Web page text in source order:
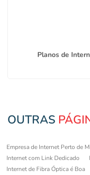
Planos de
OUTRAS
Empresa de Internet Perto de
Internet com Link Dedicado
Internet de Fibra Óptica é Boa